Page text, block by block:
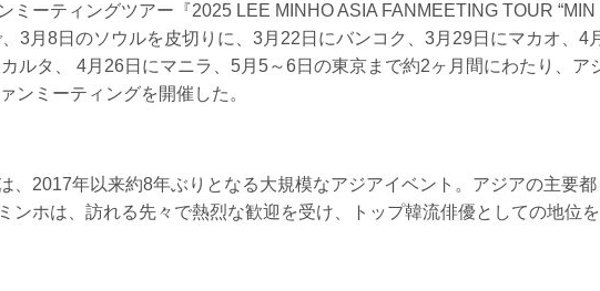
ミーティングツアー『2025 LEE MINHO ASIA FANMEETING TOUR “MIN
3月8日のソウルを皮切りに、3月22日にバンコク、3月29日にマカオ、4
ルタ、 4月26日にマニラ、5月5～6日の東京まで約2ヶ月間にわたり、ア
ンミーティングを開催した。
、2017年以来約8年ぶりとなる大規模なアジアイベント。アジアの主要都
ンホは、訪れる先々で熱烈な歓迎を受け、トップ韓流俳優としての地位を